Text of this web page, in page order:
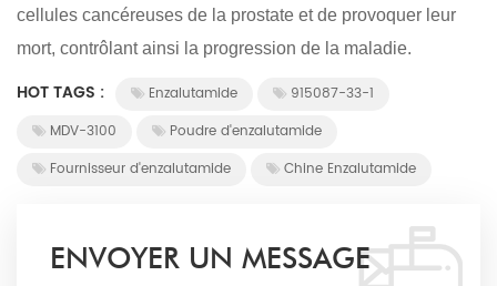
cellules cancéreuses de la prostate et de provoquer leur
mort, contrôlant ainsi la progression de la maladie.
HOT TAGS : Enzalutamide
915087-33-1
MDV-3100
Poudre d'enzalutamide
Fournisseur d'enzalutamide
Chine Enzalutamide
ENVOYER UN MESSAGE